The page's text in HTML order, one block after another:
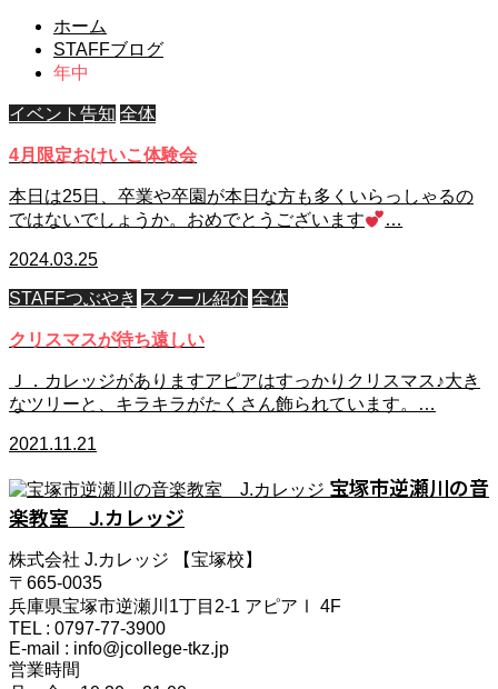
ホーム
STAFFブログ
年中
イベント告知 全体
4月限定おけいこ体験会
本日は25日、卒業や卒園が本日な方も多くいらっしゃるの
ではないでしょうか。おめでとうございます
…
2024.03.25
STAFFつぶやき スクール紹介 全体
クリスマスが待ち遠しい
Ｊ．カレッジがありますアピアはすっかりクリスマス♪大き
なツリーと、キラキラがたくさん飾られています。…
2021.11.21
宝塚市逆瀬川の音
楽教室 J.カレッジ
株式会社 J.カレッジ 【宝塚校】
〒665-0035
兵庫県宝塚市逆瀬川1丁目2-1 アピアⅠ 4F
TEL : 0797-77-3900
E-mail : info@jcollege-tkz.jp
営業時間